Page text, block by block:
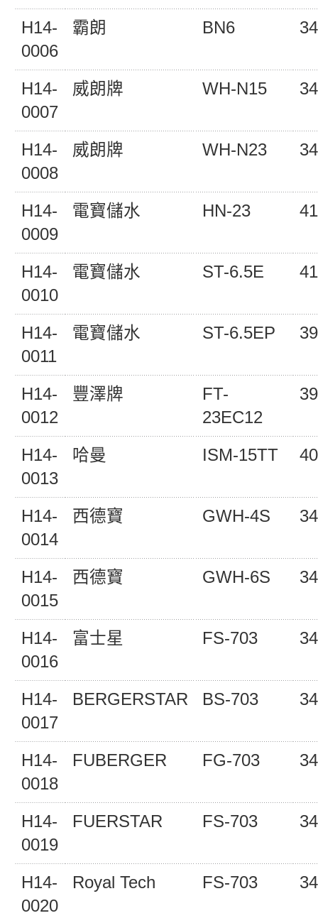
H14-
0006
霸朗 BN6 34
H14-
0007
威朗牌 WH-N15 34
H14-
0008
威朗牌 WH-N23 34
H14-
0009
電寶儲水 HN-23 41
H14-
0010
電寶儲水 ST-6.5E 41
H14-
0011
電寶儲水 ST-6.5EP 39
H14-
0012
豐澤牌
FT-
23EC12
39
H14-
0013
哈曼 ISM-15TT 40
H14-
0014
西德寶 GWH-4S 34
H14-
0015
西德寶 GWH-6S 34
H14-
0016
富士星 FS-703 34
H14-
0017
BERGERSTAR BS-703 34
H14-
0018
FUBERGER FG-703 34
H14-
0019
FUERSTAR FS-703 34
H14-
0020
Royal Tech FS-703 34